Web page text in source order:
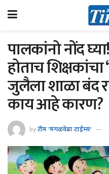
पालकांनो नोंद
होताच
जुलैला शाळा बंद
काय आहे कारण?
byटीम 'मंगळवेढा टाईम्स'